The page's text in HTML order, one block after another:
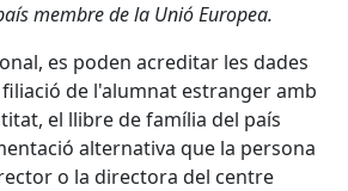
membre de la Unió Europea.
es poden acreditar les dades
de l'alumnat estranger amb
el llibre de família del país
alternativa que la persona
o la directora del centre